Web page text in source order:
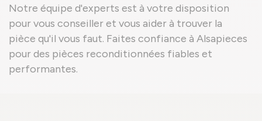
Notre équipe d'experts est à votre disposition
pour vous conseiller et vous aider à trouver la
pièce qu'il vous faut. Faites confiance à Alsapieces
pour des pièces reconditionnées fiables et
performantes.